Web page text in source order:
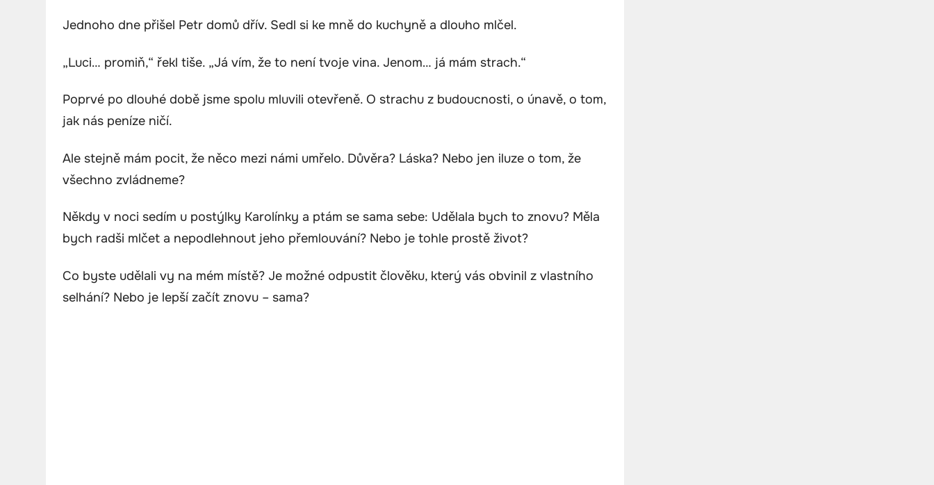
Jednoho dne přišel Petr domů dřív. Sedl si ke mně do kuchyně a dlouho mlčel.
„Luci… promiň,“ řekl tiše. „Já vím, že to není tvoje vina. Jenom… já mám strach.“
Poprvé po dlouhé době jsme spolu mluvili otevřeně. O strachu z budoucnosti, o únavě, o tom,
jak nás peníze ničí.
Ale stejně mám pocit, že něco mezi námi umřelo. Důvěra? Láska? Nebo jen iluze o tom, že
všechno zvládneme?
Někdy v noci sedím u postýlky Karolínky a ptám se sama sebe: Udělala bych to znovu? Měla
bych radši mlčet a nepodlehnout jeho přemlouvání? Nebo je tohle prostě život?
Co byste udělali vy na mém místě? Je možné odpustit člověku, který vás obvinil z vlastního
selhání? Nebo je lepší začít znovu – sama?